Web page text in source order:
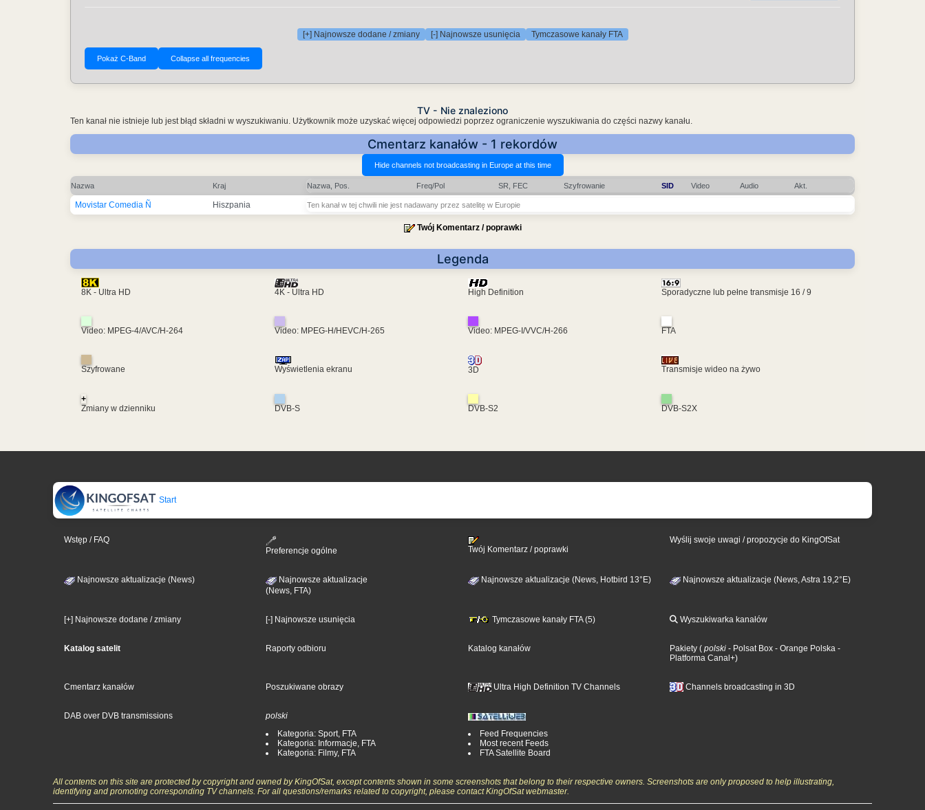
[+] Najnowsze dodane / zmiany [-] Najnowsze usunięcia Tymczasowe kanały FTA
TV - Nie znaleziono
Ten kanał nie istnieje lub jest błąd składni w wyszukiwaniu. Użytkownik może uzyskać więcej odpowiedzi poprzez ograniczenie wyszukiwania do części nazwy kanału.
Cmentarz kanałów - 1 rekordów
Nazwa Kraj Nazwa, Pos. Freq/Pol SR, FEC Szyfrowanie SID Video Audio Akt.
Movistar Comedia Ñ Hiszpania Ten kanał w tej chwili nie jest nadawany przez satelitę w Europie
Twój Komentarz / poprawki
Legenda
8K - Ultra HD 4K - Ultra HD High Definition Sporadyczne lub pełne transmisje 16 / 9
Video: MPEG-4/AVC/H-264 Video: MPEG-H/HEVC/H-265 Video: MPEG-I/VVC/H-266 FTA
Szyfrowane Wyświetlenia ekranu 3D Transmisje wideo na żywo
+
Zmiany w dzienniku
DVB-S DVB-S2 DVB-S2X
Start
Wstęp / FAQ
Preferencje ogólne
Twój Komentarz / poprawki
Wyślij swoje uwagi / propozycje do KingOfSat
Najnowsze aktualizacje (News)
Najnowsze aktualizacje
(News, FTA)
Najnowsze aktualizacje (News, Hotbird 13°E) Najnowsze aktualizacje (News, Astra 19,2°E)
[+] Najnowsze dodane / zmiany [-] Najnowsze usunięcia Tymczasowe kanały FTA (5) Wyszukiwarka kanałów
Katalog satelit Raporty odbioru Katalog kanałów Pakiety ( polski - Polsat Box - Orange Polska -
Platforma Canal+)
Cmentarz kanałów Poszukiwane obrazy Ultra High Definition TV Channels Channels broadcasting in 3D
DAB over DVB transmissions
polski
Kategoria: Sport, FTA
Kategoria: Informacje, FTA
Kategoria: Filmy, FTA
Feed Frequencies
Most recent Feeds
FTA Satellite Board
All contents on this site are protected by copyright and owned by KingOfSat, except contents shown in some screenshots that belong to their respective owners. Screenshots are only proposed to help illustrating,
identifying and promoting corresponding TV channels. For all questions/remarks related to copyright, please contact KingOfSat webmaster.